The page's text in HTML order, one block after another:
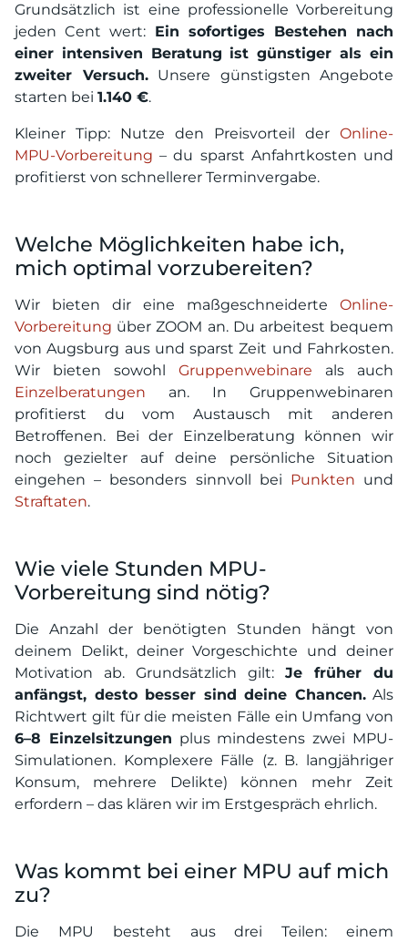
Grundsätzlich ist eine professionelle Vorbereitung
jeden Cent wert: Ein sofortiges Bestehen nach
einer intensiven Beratung ist günstiger als ein
zweiter Versuch.Unsere günstigsten Angebote
starten bei 1.140 €.
Kleiner Tipp: Nutze den Preisvorteil der Online-
MPU-Vorbereitung – du sparst Anfahrtkosten und
profitierst von schnellerer Terminvergabe.
Welche Möglichkeiten habe ich,
mich optimal vorzubereiten?
Wir bieten dir eine maßgeschneiderte Online-
Vorbereitung über ZOOM an. Du arbeitest bequem
von Augsburg aus und sparst Zeit und Fahrkosten.
Wir bieten sowohl Gruppenwebinare als auch
Einzelberatungen an. In Gruppenwebinaren
profitierst du vom Austausch mit anderen
Betroffenen. Bei der Einzelberatung können wir
noch gezielter auf deine persönliche Situation
eingehen – besonders sinnvoll bei Punkten und
Straftaten.
Wie viele Stunden MPU-
Vorbereitung sind nötig?
Die Anzahl der benötigten Stunden hängt von
deinem Delikt, deiner Vorgeschichte und deiner
Motivation ab. Grundsätzlich gilt: Je früher du
anfängst, desto besser sind deine Chancen.Als
Richtwert gilt für die meisten Fälle ein Umfang von
6–8 Einzelsitzungen plus mindestens zwei MPU-
Simulationen. Komplexere Fälle (z. B. langjähriger
Konsum, mehrere Delikte) können mehr Zeit
erfordern – das klären wir im Erstgespräch ehrlich.
Was kommt bei einer MPU auf mich
zu?
Die MPU besteht aus drei Teilen: einem